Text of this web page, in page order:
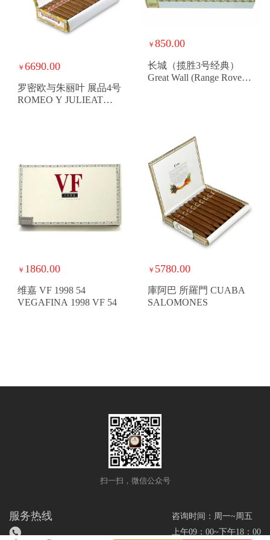
￥ 6690.00
罗密欧与朱丽叶 展品4号
ROMEO Y JULIEAT
￥ 850.00
长城（揽胜3号经典）
Great Wall (Range Rover 3
￥ 1860.00
维嘉 VF 1998 54
VEGAFINA 1998 VF 54
￥ 5780.00
庫阿巴 所羅門 CUABA
SALOMONES
扫一扫，微信公众号
服务热线
咨询时间：周一~周五
上午09：00~下午18：00